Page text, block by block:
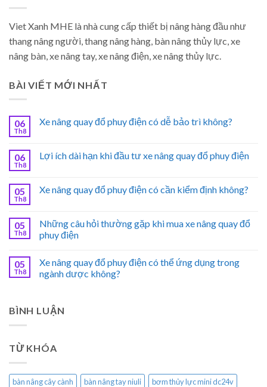
Viet Xanh MHE là nhà cung cấp thiết bị nâng hàng đầu như
thang nâng người, thang nâng hàng, bàn nâng thủy lực, xe
nâng bàn, xe nâng tay, xe nâng điện, xe nâng thủy lực.
BÀI VIẾT MỚI NHẤT
06
Th8
Xe nâng quay đổ phuy điện có dễ bảo trì không?
06
Th8
Lợi ích dài hạn khi đầu tư xe nâng quay đổ phuy điện
05
Th8
Xe nâng quay đổ phuy điện có cần kiểm định không?
05
Th8
Những câu hỏi thường gặp khi mua xe nâng quay đổ
phuy điện
05
Th8
Xe nâng quay đổ phuy điện có thể ứng dụng trong
ngành dược không?
BÌNH LUẬN
TỪ KHÓA
bàn nâng cây cành bàn nâng tay niuli bơm thủy lực mini dc24v